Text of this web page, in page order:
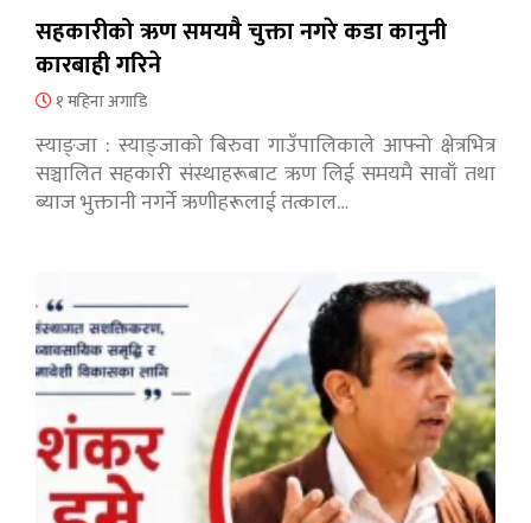
सहकारीको ऋण समयमै चुक्ता नगरे कडा कानुनी
कारबाही गरिने
१ महिना अगाडि
स्याङ्जा : स्याङ्जाको बिरुवा गाउँपालिकाले आफ्नो क्षेत्रभित्र
सञ्चालित सहकारी संस्थाहरूबाट ऋण लिई समयमै सावाँ तथा
ब्याज भुक्तानी नगर्ने ऋणीहरूलाई तत्काल…